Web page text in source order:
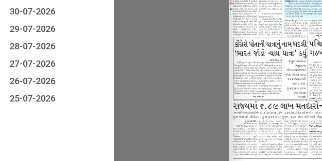
30-07-2026
29-07-2026
28-07-2026
27-07-2026
26-07-2026
25-07-2026